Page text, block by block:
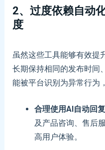
2、过度依赖自动
度
虽然这些工具能够有效提
长期保持相同的发布时间
能被平台识别为异常行为
合理使用AI自动回复
及产品咨询、售后
高用户体验。